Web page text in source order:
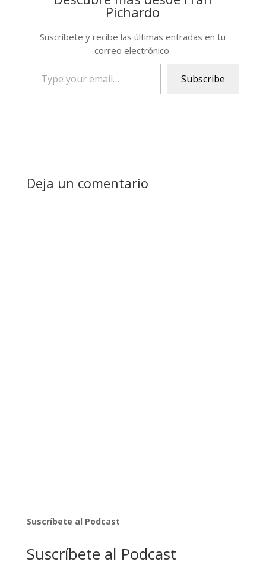
Pichardo
Suscríbete y recibe las últimas entradas en tu
correo electrónico.
email…
Subscribe
Deja un comentario
Suscríbete al Podcast
Suscríbete al Podcast